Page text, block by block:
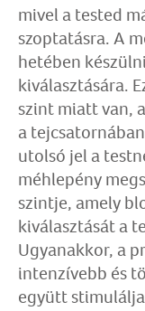
mivel a tested
szoptatásra. A
hetében
kiválasztására.
szint miatt van,
a
utolsó jel a
méhlepény
szintje, amely
kiválasztását a
Ugyanakkor, a
intenzívebb és
együtt